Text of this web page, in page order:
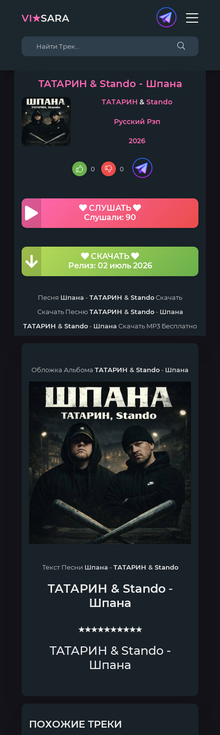
VI★SARA
ТАТАРИН & Stando - Шпана
ТАТАРИН & Stando
Русский Рэп
2026
0 0
СЛУШАТЬ
Слушали: 90
СКАЧАТЬ
Релиз: 02 июль 2026
Песня Шпана -ТАТАРИН & StandoСкачать
Скачать ПеснюТАТАРИН & Stando- Шпана
ТАТАРИН & Stando- Шпана Скачать MP3 Бесплатно
Обложка Альбома ТАТАРИН & Stando- Шпана
Текст Песни Шпана -ТАТАРИН & Stando
ТАТАРИН & Stando-
Шпана
★★★★★★★★★★
ТАТАРИН & Stando -
Шпана
ПОХОЖИЕ ТРЕКИ